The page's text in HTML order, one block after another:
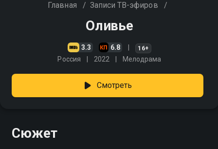
Главная / Записи ТВ-эфиров /
Оливье
3.3 6.8 16+
Россия 2022 Мелодрама
Смотреть
Сюжет